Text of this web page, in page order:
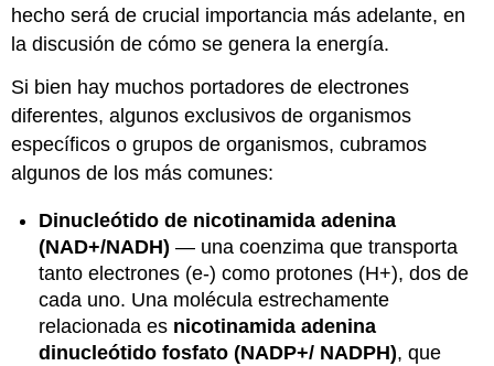
hecho será de crucial importancia más adelante, en
la discusión de cómo se genera la energía.
Si bien hay muchos portadores de electrones
diferentes, algunos exclusivos de organismos
específicos o grupos de organismos, cubramos
algunos de los más comunes:
Dinucleótido de nicotinamida adenina
(NAD+/NADH) — una coenzima que transporta
tanto electrones (e-) como protones (H+), dos de
cada uno. Una molécula estrechamente
relacionada es nicotinamida adenina
dinucleótido fosfato (NADP+/ NADPH), que